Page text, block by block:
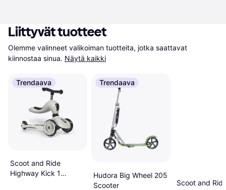
Liittyvät tuotteet
Olemme valinneet valikoiman tuotteita, jotka saattavat
kiinnostaa sinua. Näytä kaikki
Trendaava
Scoot and Ride
Highway Kick 1
Trendaava
Hudora Big Wheel 205
Scooter
Scoot and